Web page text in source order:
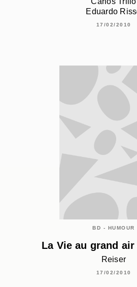
Eduardo
17/02/2010
BD - HUMOUR
La Vie au grand air
Reiser
17/02/2010